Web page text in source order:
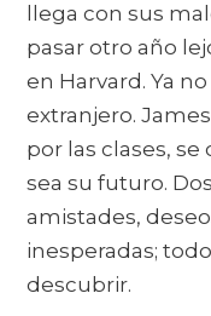
llega con sus
pasar otro año
en Harvard. Ya
extranjero.
por las clases,
sea su futuro.
amistades,
inesperadas;
descubrir.